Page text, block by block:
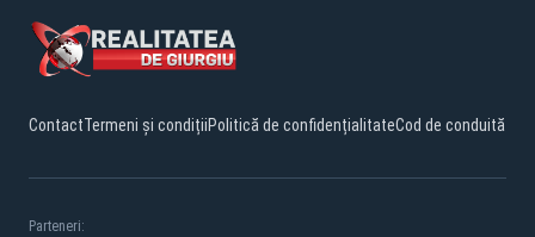
ContactTermeni și condițiiPolitică de confidențialitateCod de conduită
Parteneri: